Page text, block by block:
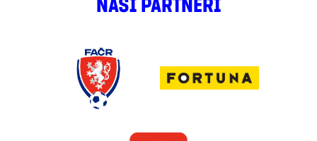
NAŠI PARTNEŘI